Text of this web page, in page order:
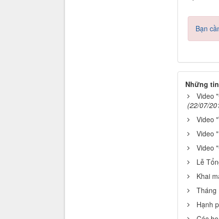
Bạn
Những
Video
(22/07/
Video
Video
Video
Lễ
Khai
Tháng
Hạnh